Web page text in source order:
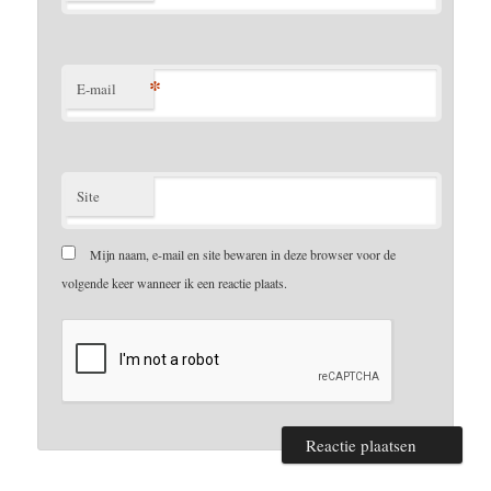
E-mail *
Site
Mijn naam, e-mail en site bewaren in deze browser voor de
volgende keer wanneer ik een reactie plaats.